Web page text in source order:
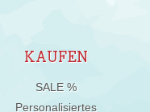
KAUFEN
SALE %
Personalisiertes